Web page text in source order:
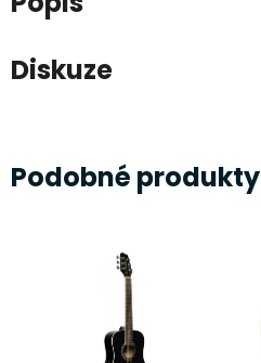
Diskuze
Podobné produkty